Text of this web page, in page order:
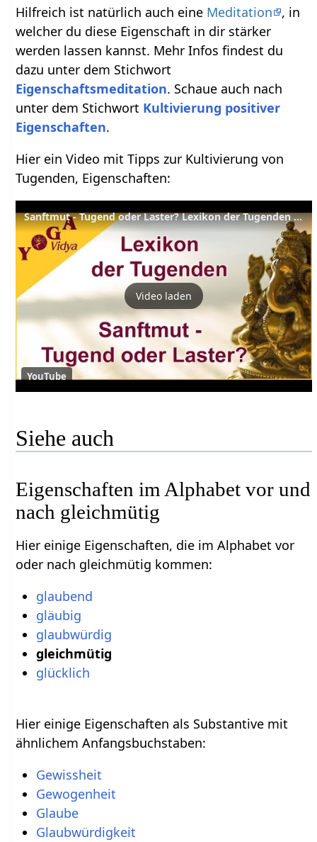
Hilfreich ist natürlich auch eine Meditation
, in
welcher du diese Eigenschaft in dir stärker
werden lassen kannst. Mehr Infos findest du
dazu unter dem Stichwort
Eigenschaftsmeditation. Schaue auch nach
unter dem Stichwort Kultivierung positiver
Eigenschaften.
Hier ein Video mit Tipps zur Kultivierung von
Tugenden, Eigenschaften:
Sanftmut - Tugend oder Laster? Lexikon der Tugenden Yoga Vidya
Video laden
YouTube
Siehe auch
Eigenschaften im Alphabet vor und
nach gleichmütig
Hier einige Eigenschaften, die im Alphabet vor
oder nach gleichmütig kommen:
glaubend
gläubig
glaubwürdig
gleichmütig
glücklich
Hier einige Eigenschaften als Substantive mit
ähnlichem Anfangsbuchstaben:
Gewissheit
Gewogenheit
Glaube
Glaubwürdigkeit